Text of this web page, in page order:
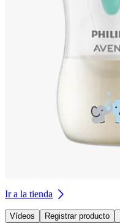
Ir a la tienda
Vídeos Registrar producto